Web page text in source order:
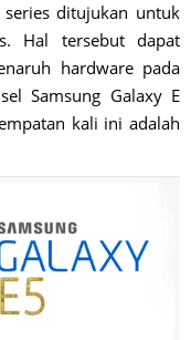
series ditujukan untuk
Hal tersebut dapat
hardware pada
Samsung Galaxy E
kali ini adalah